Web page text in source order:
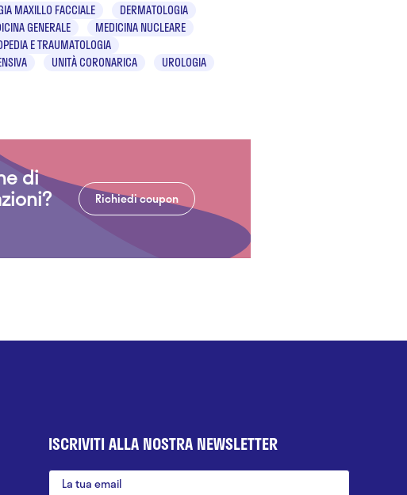
MAXILLO FACCIALE
DERMATOLOGIA
GENERALE
MEDICINA NUCLEARE
E TRAUMATOLOGIA
UNITÀ CORONARICA
UROLOGIA
di
Richiedi coupon
ISCRIVITI ALLA NOSTRA NEWSLETTER